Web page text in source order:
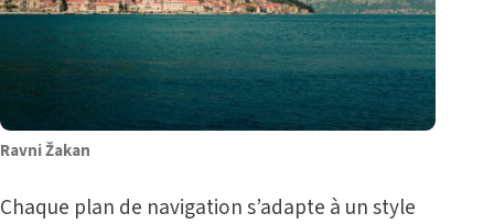
Ravni Žakan
Chaque plan de navigation s’adapte à un style